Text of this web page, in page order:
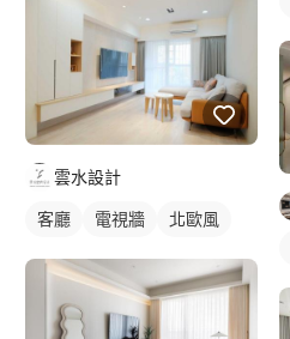
雲水設計
客廳 電視牆 北歐風